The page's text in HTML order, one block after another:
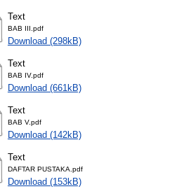
Text
BAB III.pdf
Download (298kB)
Text
BAB IV.pdf
Download (661kB)
Text
BAB V.pdf
Download (142kB)
Text
DAFTAR PUSTAKA.pdf
Download (153kB)